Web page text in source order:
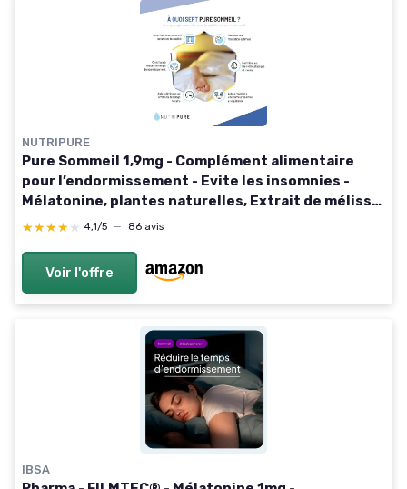
NUTRIPURE
Pure Sommeil 1,9mg - Complément alimentaire
pour l’endormissement - Evite les insomnies -
Mélatonine, plantes naturelles, Extrait de mélisse
bio & valériane - Vegan - 60 gélules - France
★★★★★
★★★★★ 4,1/5 — 86 avis
Voir l'offre
IBSA